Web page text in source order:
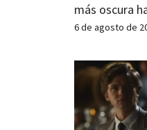
más oscura
6 de agosto de